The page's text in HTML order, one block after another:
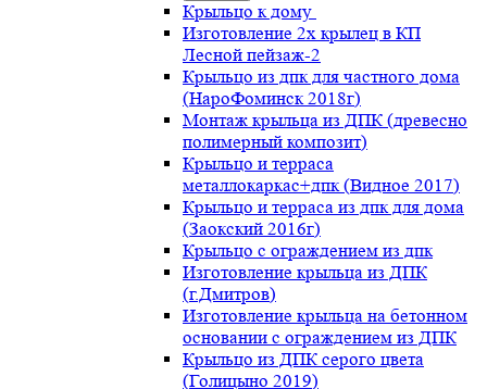
Крыльцо к дому
Изготовление 2х крылец в КП
Лесной пейзаж-2
Крыльцо из дпк для частного дома
(НароФоминск 2018г)
Монтаж крыльца из ДПК (древесно
полимерный композит)
Крыльцо и терраса
металлокаркас+дпк (Видное 2017)
Крыльцо и терраса из дпк для дома
(Заокский 2016г)
Крыльцо с ограждением из дпк
Изготовление крыльца из ДПК
(г.Дмитров)
Изготовление крыльца на бетонном
основании с ограждением из ДПК
Крыльцо из ДПК серого цвета
(Голицыно 2019)